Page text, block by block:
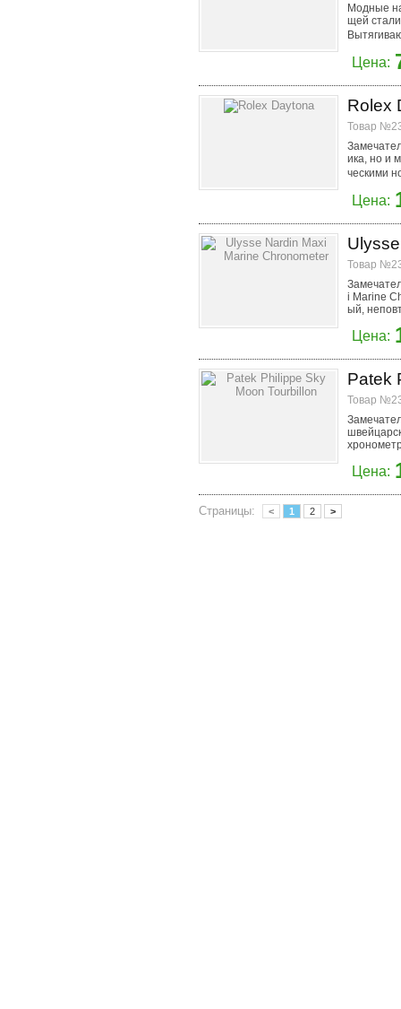
Модные
щей
Цена:
Rolex
Товар
ика, но и
ческими
Цена:
Товар
i Marine
ый,
Цена:
Patek
Товар
Цена:
Страницы: < 1 2 >